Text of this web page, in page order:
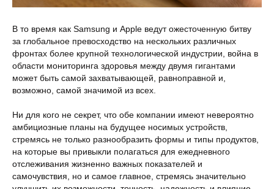
В то время как Samsung и Apple ведут ожесточенную битву
за глобальное превосходство на нескольких различных
фронтах более крупной технологической индустрии, война в
области мониторинга здоровья между двумя гигантами
может быть самой захватывающей, равноправной и,
возможно, самой значимой из всех.
Ни для кого не секрет, что обе компании имеют невероятно
амбициозные планы на будущее носимых устройств,
стремясь не только разнообразить формы и типы продуктов,
на которые вы привыкли полагаться для ежедневного
отслеживания жизненно важных показателей и
самочувствия, но и самое главное, стремясь значительно